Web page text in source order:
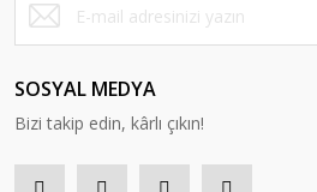
SOSYAL MEDYA
Bizi takip edin, kârlı çıkın!